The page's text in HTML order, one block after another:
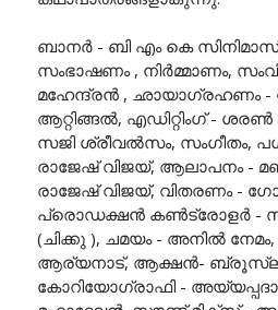
ബാനർ - ബി എം കെ സിനിമാസ്
സംഭാഷണം , നിർമ്മാണം,
മഹേന്ദ്രൻ , ഛായാഗ്രഹണം
ആറ്റിങ്ങൽ, എഡിറ്റിംഗ് -
സജി ശ്രീവൽസം, സംഗീതം,
രാജേഷ് വിജയ്, ആലാപനം -
രാജേഷ് വിജയ്, വിതരണം -
പ്രൊഡക്ഷൻ കൺട്രോളർ -
(ചിക്കു ), ചമയം - അനിൽ
ആര്യനാട്, ആക്ഷൻ-
കോറിയോഗ്രാഫി -